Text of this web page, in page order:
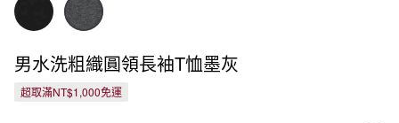
男水洗粗織圓領長袖T恤墨灰
超取滿NT$1,000免運